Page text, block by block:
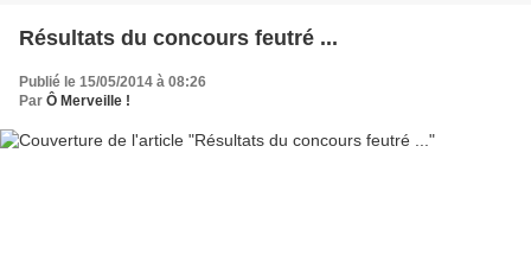
Résultats du concours feutré ...
Publié le 15/05/2014 à 08:26
Par Ô Merveille !